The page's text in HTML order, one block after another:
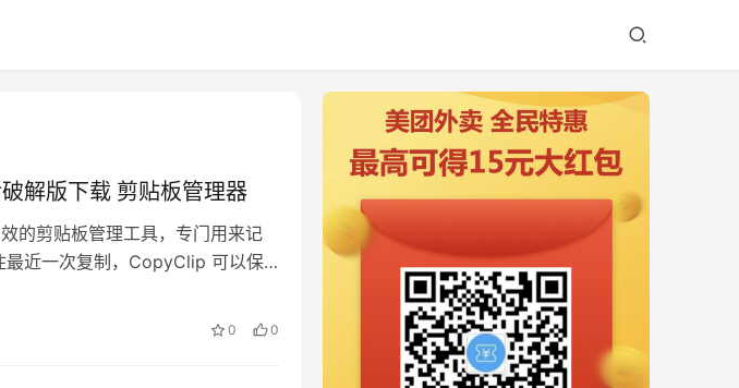
解版下载 剪贴板管理器
的剪贴板管理工具，专门用来记
最近一次复制，CopyClip 可以保
0 0